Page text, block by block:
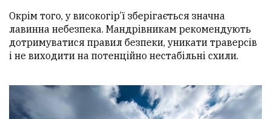
Окрім того, у високогір’ї зберігається значна
лавинна небезпека. Мандрівникам рекомендують
дотримуватися правил безпеки, уникати траверсів
і не виходити на потенційно нестабільні схили.